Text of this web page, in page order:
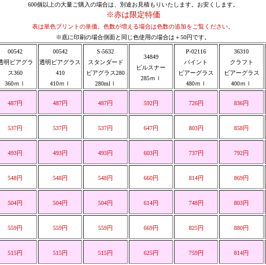
600個以上の大量ご購入の場合は、別途お見積もりいたします。お安くします。
※赤は限定特価
表は単色プリントの単価。色数が増える場合は色数の追加をご覧ください。
※底に印刷の場合側面と同じ色使用の場合は＋50円です。
00542
明ビアグラ
ス360
360ｍｌ
00542
透明ビアグラス
410
410ｍｌ
S-5632
スタンダード
ビアグラス280
280mlｌ
34849
ピルスナー
285ｍｌ
P-02116
パイント
ビアーグラス
480ｍｌ
36310
クラフト
ビアーグラス
400ｍｌ
487円 487円 487円 592円 726円 836円
537円 537円 537円 647円 803円 858円
493円 493円 493円 603円 737円 792円
548円 548円 548円 660円 814円 869円
504円 504円 504円 614円 748円 803円
559円 559円 559円 669円 825円 880円
515円 515円 515円 625円 759円 814円